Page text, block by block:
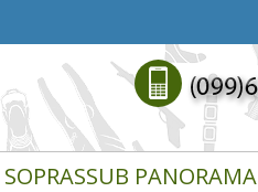
SOPRASSUB PANORAMA